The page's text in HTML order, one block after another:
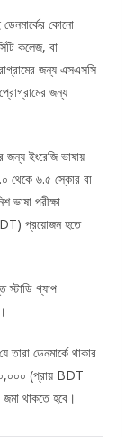
ডেনমার্কের কোনো
কলেজ, বা
জন্য এসএসসি
জন্য
জন্য ইংরেজি ভাষায়
থেকে ৬.৫ স্কোর বা
পরীক্ষা
প্রয়োজন হতে
গ্যাপ
তারা ডেনমার্কে থাকার
(প্রায় BDT
থাকতে হবে।